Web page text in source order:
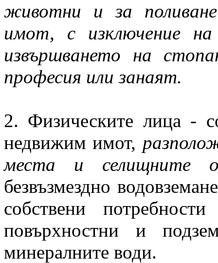
животни и за
имот, с изключение
извършването на
професия или занаят.
2. Физическите лица -
недвижим имот,
места и селищните
безвъзмездно
собствени
повърхностни и
минералните води.